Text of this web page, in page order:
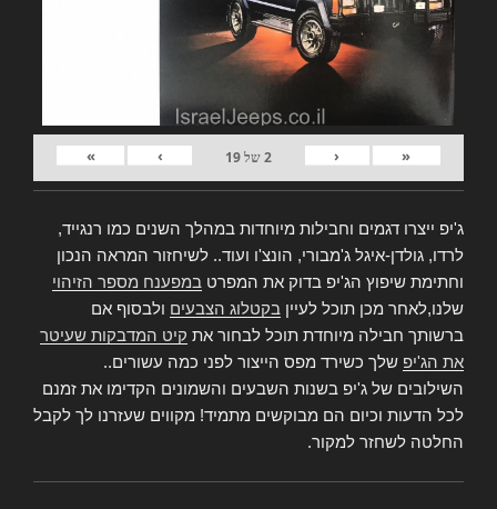
«
‹
2של19
›
»
ג'יפ ייצרו דגמים וחבילות מיוחדות במהלך השנים כמו רנגייד,
לרדו, גולדן-איגל ג'מבורי, הונצ'ו ועוד.. לשיחזור המראה הנכון
וחתימת שיפוץ הג'יפ בדוק את המפרט במפענח מספר הזיהוי
שלנו,לאחר מכן תוכל לעיין בקטלוג הצבעים ולבסוף אם
ברשותך חבילה מיוחדת תוכל לבחור את קיט המדבקות שעיטר
את הג'יפ שלך כשירד מפס הייצור לפני כמה עשורים..
השילובים של ג'יפ בשנות השבעים והשמונים הקדימו את זמנם
לכל הדעות וכיום הם מבוקשים מתמיד! מקווים שעזרנו לך לקבל
החלטה לשחזר למקור.